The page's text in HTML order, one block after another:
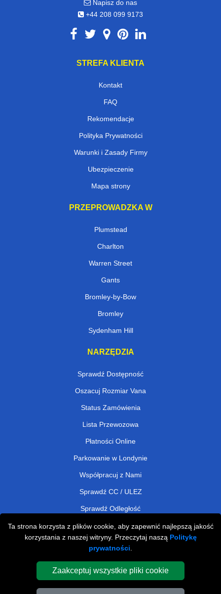
Ta strona korzysta z plików cookie, aby zapewnić najlepszą jakość
korzystania z naszej witryny. Przeczytaj naszą Politykę
prywatności
Zaakceptuj wszystkie pliki cookie
Napisz do nas
+44 208 099 9173
STREFA KLIENTA
Kontakt
FAQ
Rekomendacje
Polityka Prywatności
Warunki i Zasady Firmy
Ubezpieczenie
Mapa strony
PRZEPROWADZKA W
Plumstead
Charlton
Warren Street
Gants
Bromley-by-Bow
Bromley
Sydenham Hill
NARZĘDZIA
Sprawdź Dostępność
Oszacuj Rozmiar Vana
Status Zamówienia
Lista Przewozowa
Płatności Online
Parkowanie w Londynie
Współpracuj z Nami
Sprawdź CC / ULEZ
Sprawdź Odległość
Man and Van Removals